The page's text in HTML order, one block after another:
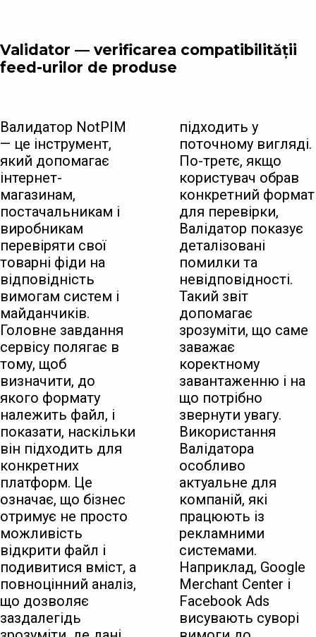
Validator — verificarea compatibilității
feed-urilor de produse
Валидатор NotPIM
— це інструмент,
який допомагає
інтернет-
магазинам,
постачальникам і
виробникам
перевіряти свої
товарні фіди на
відповідність
вимогам систем і
майданчиків.
Головне завдання
сервісу полягає в
тому, щоб
визначити, до
якого формату
належить файл, і
показати, наскільки
він підходить для
конкретних
платформ. Це
означає, що бізнес
отримує не просто
можливість
відкрити файл і
подивитися вміст, а
повноцінний аналіз,
що дозволяє
заздалегідь
підходить у
поточному вигляді.
По-третє, якщо
користувач обрав
конкретний формат
для перевірки,
Валідатор показує
деталізовані
помилки та
невідповідності.
Такий звіт
допомагає
зрозуміти, що саме
заважає
коректному
завантаженню і на
що потрібно
звернути увагу.
Використання
Валідатора
особливо
актуальне для
компаній, які
працюють із
рекламними
системами.
Наприклад, Google
Merchant Center і
Facebook Ads
висувають суворі